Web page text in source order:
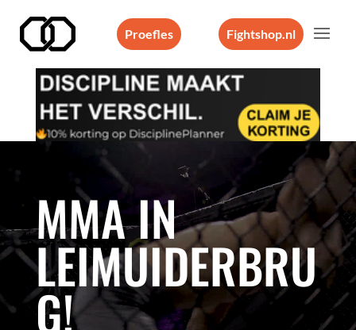
Proefles Fightshop.nl
Videospeler
MMA IN
LEIMUIDERBRU
G!